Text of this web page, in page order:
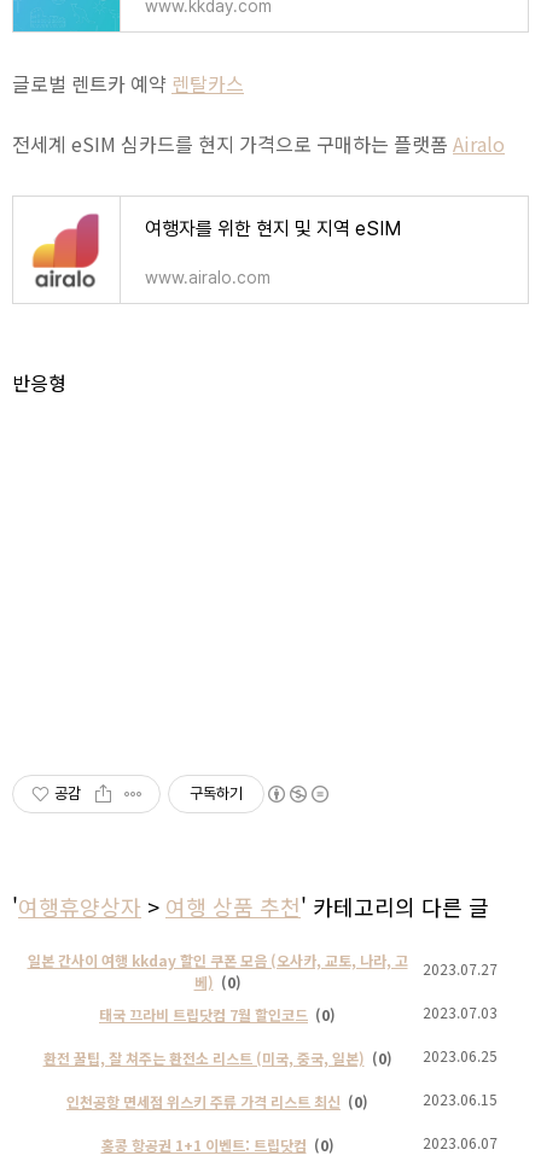
www.kkday.com
글로벌 렌트카 예약 렌탈카스
전세계 eSIM 심카드를 현지 가격으로 구매하는 플랫폼 Airalo
여행자를 위한 현지 및 지역 eSIM
www.airalo.com
반응형
공감 구독하기
'여행휴양상자 > 여행 상품 추천' 카테고리의 다른 글
일본 간사이 여행 kkday 할인 쿠폰 모음 (오사카, 교토, 나라, 고
베) (0)
2023.07.27
태국 끄라비 트립닷컴 7월 할인코드 (0) 2023.07.03
환전 꿀팁, 잘 쳐주는 환전소 리스트 (미국, 중국, 일본) (0) 2023.06.25
인천공항 면세점 위스키 주류 가격 리스트 최신 (0) 2023.06.15
홍콩 항공권 1+1 이벤트: 트립닷컴 (0) 2023.06.07